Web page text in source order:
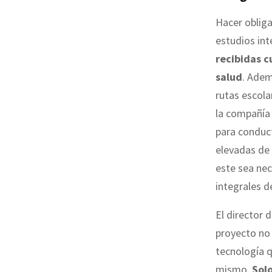
Hacer
estudios
recibidas
salud.
rutas
la
para
elevadas
este sea
integrales
El director
proyecto
tecnología